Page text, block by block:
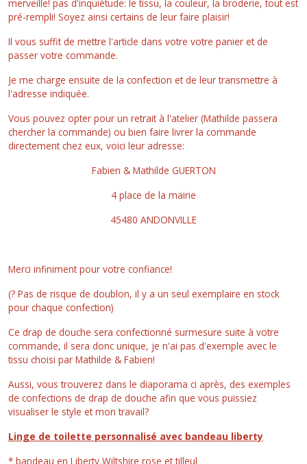
merveille! pas d'inquiétude: le tissu, la couleur, la broderie, tout est
pré-rempli! Soyez ainsi certains de leur faire plaisir!
Il vous suffit de mettre l'article dans votre votre panier et de
passer votre commande.
Je me charge ensuite de la confection et de leur transmettre à
l'adresse indiquée.
Vous pouvez opter pour un retrait à l'atelier (Mathilde passera
chercher la commande) ou bien faire livrer la commande
directement chez eux, voici leur adresse:
Fabien & Mathilde GUERTON
4 place de la mairie
45480 ANDONVILLE
Merci infiniment pour votre confiance!
(? Pas de risque de doublon, il y a un seul exemplaire en stock
pour chaque confection)
Ce drap de douche sera confectionné surmesure suite à votre
commande, il sera donc unique, je n'ai pas d'exemple avec le
tissu choisi par Mathilde & Fabien!
Aussi, vous trouverez dans le diaporama ci après, des exemples
de confections de drap de douche afin que vous puissiez
visualiser le style et mon travail?
Linge de toilette personnalisé avec bandeau liberty
* bandeau en Liberty Wiltshire rose et tilleul